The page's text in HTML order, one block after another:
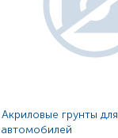
Акриловые грунты для
автомобилей